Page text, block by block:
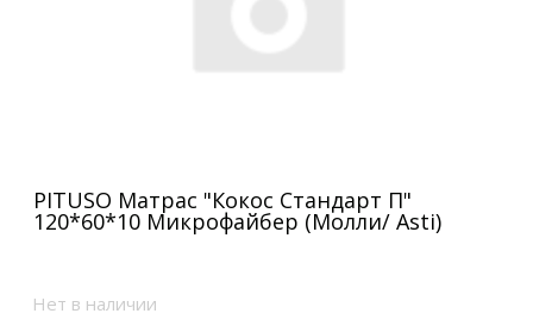
PITUSO Матрас "Кокос Стандарт П"
120*60*10 Микрофайбер (Молли/ Asti)
Нет в наличии